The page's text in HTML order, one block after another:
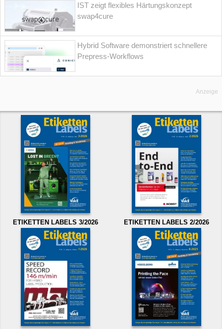
IST zeigt flexibles Härtungskonzept
swap4cure
Hybrid Software demonstriert schnellere
Prepress-Workflows
Anzeige
ETIKETTEN LABELS 3/2026 ETIKETTEN LABELS 2/2026